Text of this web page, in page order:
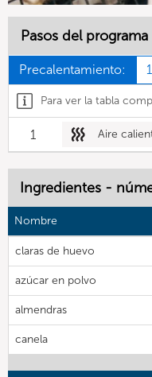
Pasos del programa
Precalentamiento:
Para ver la tabla
1 Aire
Ingredientes -
Nombre
claras de huevo
azúcar en polvo
almendras
canela